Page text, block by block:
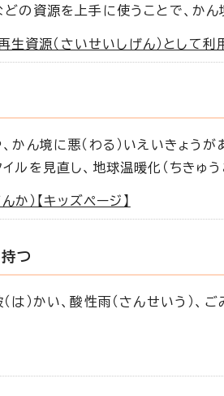
どの資源を上手に使うことで、か
資源（さいせいしげん）として利用
、かん境に悪（わる）いえいきょう
ルを見直し、地球温暖化（ちきゅ
）【キッズページ】
つ
は）かい、酸性雨（さんせいう）